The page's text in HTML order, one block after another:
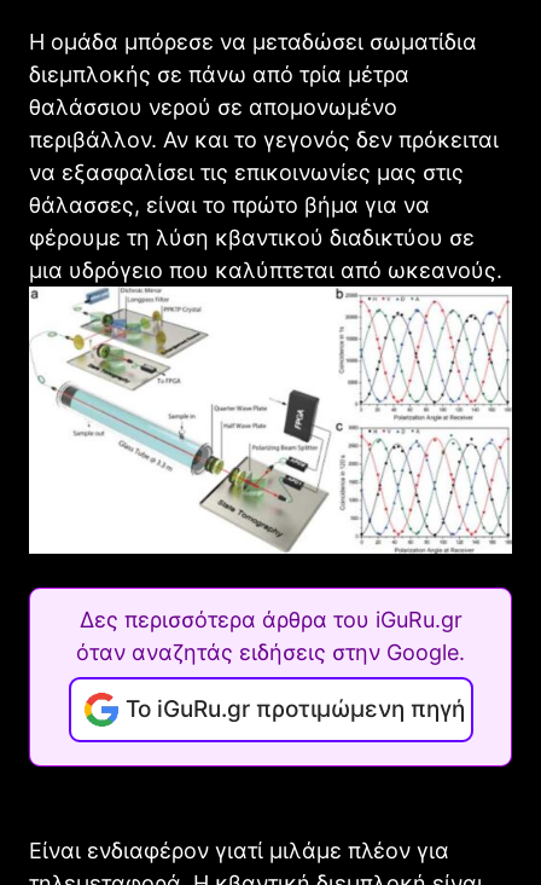
Η ομάδα μπόρεσε να μεταδώσει σωματίδια
διεμπλοκής σε πάνω από τρία μέτρα
θαλάσσιου νερού σε απομονωμένο
περιβάλλον. Αν και το γεγονός δεν πρόκειται
να εξασφαλίσει τις επικοινωνίες μας στις
θάλασσες, είναι το πρώτο βήμα για να
φέρουμε τη λύση κβαντικού διαδικτύου σε
μια υδρόγειο που καλύπτεται από ωκεανούς.
Δες περισσότερα άρθρα του iGuRu.gr
όταν αναζητάς ειδήσεις στην Google.
Το iGuRu.gr προτιμώμενη πηγή
Είναι ενδιαφέρον γιατί μιλάμε πλέον για